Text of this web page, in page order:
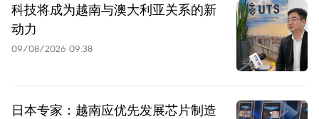
科技将成为越南与澳大利亚关系的新
动力
09/08/2026 09:38
日本专家：越南应优先发展芯片制造